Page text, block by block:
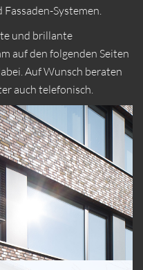
Systemen.
und brillante
auf den folgenden Seiten
Auf Wunsch beraten
auch telefonisch.